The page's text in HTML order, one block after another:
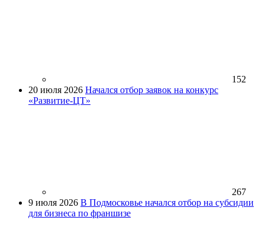
152
20 июля 2026 Начался отбор заявок на конкурс
«Развитие-ЦТ»
267
9 июля 2026 В Подмосковье начался отбор на субсидии
для бизнеса по франшизе